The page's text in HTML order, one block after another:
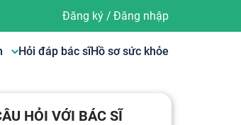
Đăng ký/ Đăng nhập
Hỏi đáp bác sĩHồ sơ sức khỏe
HỎI VỚI BÁC SĨ